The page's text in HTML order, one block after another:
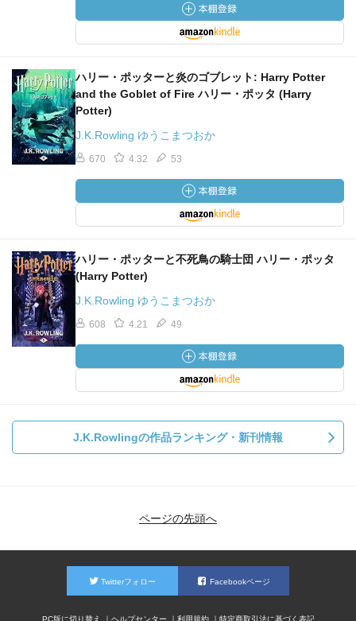
ハリー・ポッターと炎のゴブレット: Harry Potter
and the Goblet of Fire ハリー・ポッタ (Harry
Potter)
J.K.Rowling ゆうこまつおか
670 4.32 53
ハリー・ポッターと不死鳥の騎士団 ハリー・ポッタ
(Harry Potter)
J.K.Rowling ゆうこまつおか
608 4.21 49
J.K.Rowlingの作品ランキング・新刊情報
ページの先頭へ
Twitterフォロー Facebookページ
PC版に切り替え ヘルプセンター 利用規約 特定商取引法に基づく表記